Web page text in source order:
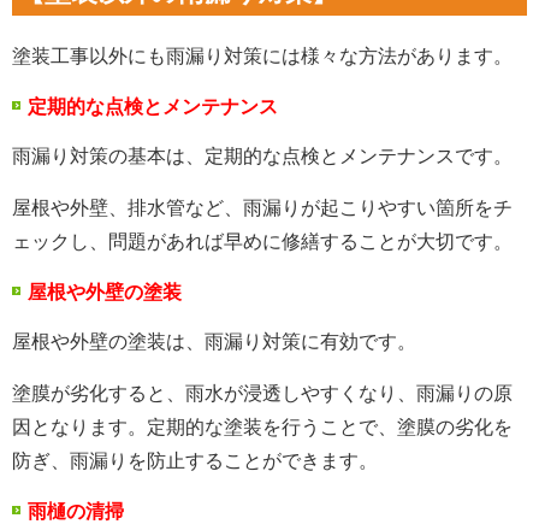
塗装工事以外にも雨漏り対策には様々な方法があります。
定期的な点検とメンテナンス
雨漏り対策の基本は、定期的な点検とメンテナンスです。
屋根や外壁、排水管など、雨漏りが起こりやすい箇所をチ
ェックし、問題があれば早めに修繕することが大切です。
屋根や外壁の塗装
屋根や外壁の塗装は、雨漏り対策に有効です。
塗膜が劣化すると、雨水が浸透しやすくなり、雨漏りの原
因となります。定期的な塗装を行うことで、塗膜の劣化を
防ぎ、雨漏りを防止することができます。
雨樋の清掃